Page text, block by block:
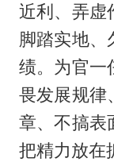
近利、弄虚
脚踏实地、
绩。为官一
畏发展规律
章、不搞表
把精力放在